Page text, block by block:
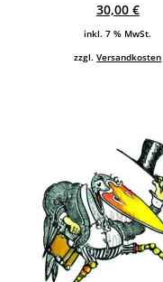
30,00 €
inkl. 7 % MwSt.
zzgl.Versandkosten